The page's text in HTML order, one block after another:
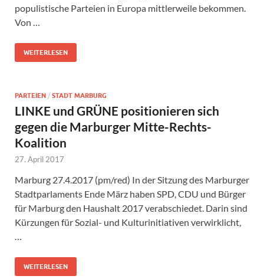
populistische Parteien in Europa mittlerweile bekommen.
Von …
WEITERLESEN
PARTEIEN / STADT MARBURG
LINKE und GRÜNE positionieren sich
gegen die Marburger Mitte-Rechts-
Koalition
27. April 2017
Marburg 27.4.2017 (pm/red) In der Sitzung des Marburger
Stadtparlaments Ende März haben SPD, CDU und Bürger
für Marburg den Haushalt 2017 verabschiedet. Darin sind
Kürzungen für Sozial- und Kulturinitiativen verwirklicht,
WEITERLESEN